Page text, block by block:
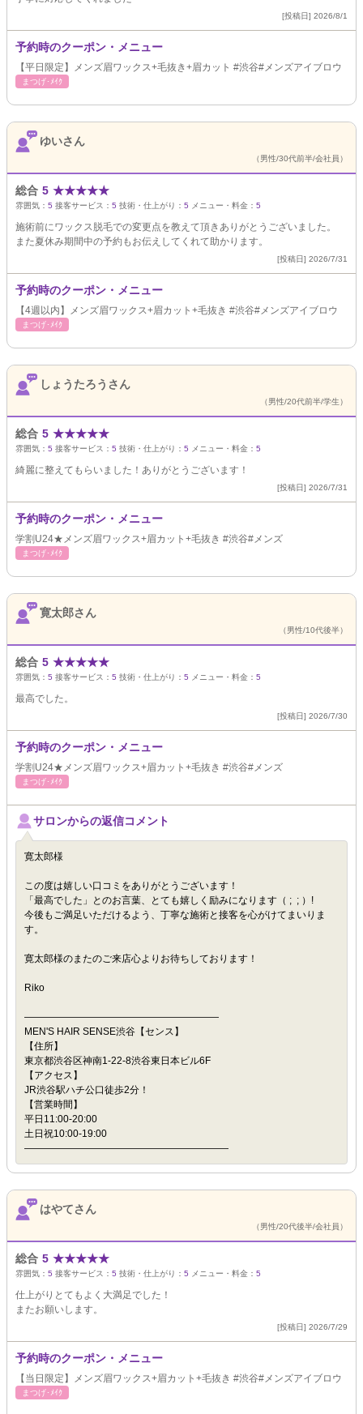
[投稿日] 2026/8/1
予約時のクーポン・メニュー
【平日限定】メンズ眉ワックス+毛抜き+眉カット #渋谷#メンズアイブロウ
まつげ･ﾒｲｸ
ゆいさん
（男性/30代前半/会社員）
総合 5 ★★★★★
雰囲気： 5 接客サービス： 5 技術・仕上がり： 5 メニュー・料金： 5
施術前にワックス脱毛での変更点を教えて頂きありがとうございました。
また夏休み期間中の予約もお伝えしてくれて助かります。
[投稿日] 2026/7/31
予約時のクーポン・メニュー
【4週以内】メンズ眉ワックス+眉カット+毛抜き #渋谷#メンズアイブロウ
まつげ･ﾒｲｸ
しょうたろうさん
（男性/20代前半/学生）
総合 5 ★★★★★
雰囲気： 5 接客サービス： 5 技術・仕上がり： 5 メニュー・料金： 5
綺麗に整えてもらいました！ありがとうございます！
[投稿日] 2026/7/31
予約時のクーポン・メニュー
学割U24★メンズ眉ワックス+眉カット+毛抜き #渋谷#メンズ
まつげ･ﾒｲｸ
寛太郎さん
（男性/10代後半）
総合 5 ★★★★★
雰囲気： 5 接客サービス： 5 技術・仕上がり： 5 メニュー・料金： 5
最高でした。
[投稿日] 2026/7/30
予約時のクーポン・メニュー
学割U24★メンズ眉ワックス+眉カット+毛抜き #渋谷#メンズ
まつげ･ﾒｲｸ
サロンからの返信コメント
寛太郎様
この度は嬉しい口コミをありがとうございます！
「最高でした」とのお言葉、とても嬉しく励みになります（ ; ; ）!
今後もご満足いただけるよう、丁寧な施術と接客を心がけてまいりま
す。
寛太郎様のまたのご来店心よりお待ちしております！
Riko
――――――――――――――――――――
MEN'S HAIR SENSE渋谷【センス】
【住所】
東京都渋谷区神南1-22-8渋谷東日本ビル6F
【アクセス】
JR渋谷駅ハチ公口徒歩2分！
【営業時間】
平日11:00-20:00
土日祝10:00-19:00
―――――――――――――――――――――
はやてさん
（男性/20代後半/会社員）
総合 5 ★★★★★
雰囲気： 5 接客サービス： 5 技術・仕上がり： 5 メニュー・料金： 5
仕上がりとてもよく大満足でした！
またお願いします。
[投稿日] 2026/7/29
予約時のクーポン・メニュー
【当日限定】メンズ眉ワックス+眉カット+毛抜き #渋谷#メンズアイブロウ
まつげ･ﾒｲｸ